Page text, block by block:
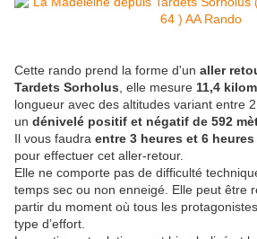
Cette rando prend la forme d'un aller
Tardets Sorholus , elle mesure 11,4
longueur avec des altitudes variant entre
un dénivelé positif et négatif de 592
Il vous faudra entre 3 heures et 6
pour effectuer cet aller-retour.
Elle ne comporte pas de difficulté
temps sec ou non enneigé. Elle peut être
partir du moment où tous les
type d’effort.